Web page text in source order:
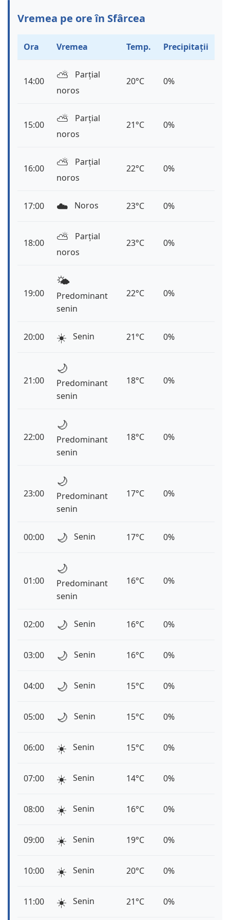
Vremea pe ore în Sfârcea
Ora Vremea Temp. Precipitații
14:00 ⛅️
Parțial
noros
20°C 0%
15:00 ⛅️
Parțial
noros
21°C 0%
16:00 ⛅️
Parțial
noros
22°C 0%
17:00 ☁️ Noros 23°C 0%
18:00 ⛅️
Parțial
noros
23°C 0%
19:00
🌤️
Predominant
senin
22°C 0%
20:00 ☀️ Senin 21°C 0%
21:00
🌙
Predominant
senin
18°C 0%
22:00
🌙
Predominant
senin
18°C 0%
23:00
🌙
Predominant
senin
17°C 0%
00:00 🌙 Senin 17°C 0%
01:00
🌙
Predominant
senin
16°C 0%
02:00 🌙 Senin 16°C 0%
03:00 🌙 Senin 16°C 0%
04:00 🌙 Senin 15°C 0%
05:00 🌙 Senin 15°C 0%
06:00 ☀️ Senin 15°C 0%
07:00 ☀️ Senin 14°C 0%
08:00 ☀️ Senin 16°C 0%
09:00 ☀️ Senin 19°C 0%
10:00 ☀️ Senin 20°C 0%
11:00 ☀️ Senin 21°C 0%